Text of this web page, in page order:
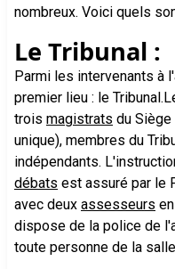
nombreux. Voici quels
Le Tribunal :
Parmi les intervenants à
premier lieu : le
trois magistrats du Siège
unique), membres du
indépendants.
débats est assuré par le
avec deux assesseurs
dispose de la police de
toute personne de la